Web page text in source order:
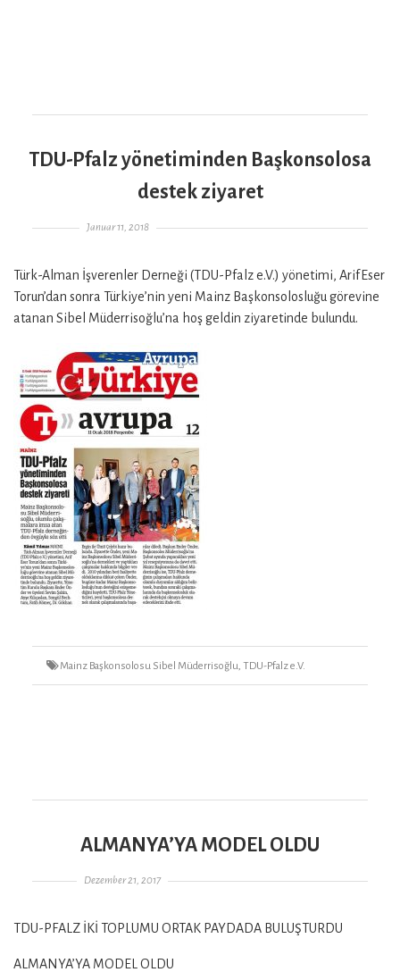
TDU-Pfalz yönetiminden Başkonsolosa
destek ziyaret
Gepostet am
Januar 11, 2018
Türk-Alman İşverenler Derneği (TDU-Pfalz e.V.) yönetimi, ArifEser
Torun’dan sonra Türkiye’nin yeni Mainz Başkonsolosluğu görevine
atanan Sibel Müderrisoğlu’na hoş geldin ziyaretinde bulundu.
TagsMainz Başkonsolosu Sibel Müderrisoğlu,TDU-Pfalz e.V.
ALMANYA’YA MODEL OLDU
Gepostet am
Dezember 21, 2017
TDU-PFALZ İKİ TOPLUMU ORTAK PAYDADA BULUŞTURDU
ALMANYA’YA MODEL OLDU